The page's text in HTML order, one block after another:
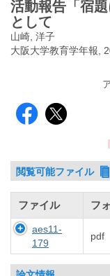
活動報告「宿
として
山崎, 洋子
大阪大学教育学年報,
閲覧可能ファイル
ファイル フ
aes11-
179
pdf